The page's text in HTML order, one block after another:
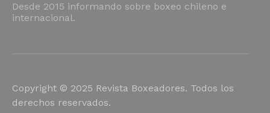
Desde 2015 informando sobre boxeo chileno e
internacional.
Copyright © 2025 Revista Boxeadores. Todos los
derechos reservados.